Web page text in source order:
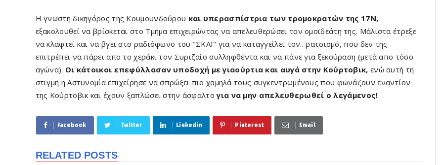
...
Η γνωστή δικηγόρος της Κουμουνδούρου και υπερασπίστρια των τρομοκρατών της 17Ν,
εξακολουθεί να βρίσκεται στο Τμήμα επιχειρώντας να απελευθερώσει τον ομοϊδεάτη της. Μάλιστα έτρεξε
να κλαφτεί και να βγει στο ραδιόφωνο του "ΣΚΑΪ" για να καταγγείλει τον.. ρατσισμό, που δεν της
επιτρέπει να πάρει απο το χεράκι τον Συριζαίο συλληφθέντα και να πάνε για ξεκούραση (μετά απο τόσο
αγώνα). Οι κάτοικοι επεφύλλασαν υποδοχή με γιαούρτια και αυγά στην Κούρτοβικ, ενώ αυτή τη
στιγμή η Αστυνομία επιχείρησε να σπρώξει πιο χαμηλά τους συγκεντρωμένους που φωνάζουν εναντίον
της Κούρτοβικ και έχουν ξαπλώσει στην άσφαλτογια να μην απελευθερωθεί ο λεγάμενος!
Facebook Twitter Linkedin Pinterest Email
RELATED POSTS